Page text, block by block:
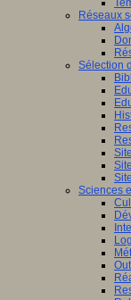
Réseaux
Sélection
Sciences